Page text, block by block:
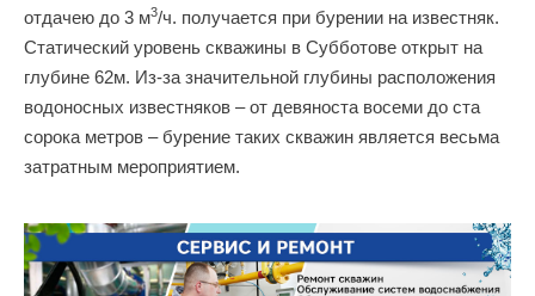
отдачею до 3 м3/ч. получается при бурении на известняк.
Статический уровень скважины в Субботове открыт на
глубине 62м. Из-за значительной глубины расположения
водоносных известняков – от девяноста восеми до ста
сорока метров – бурение таких скважин является весьма
затратным мероприятием.